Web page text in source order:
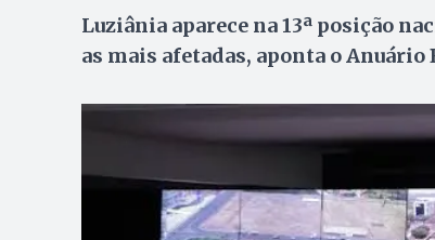
Luziânia aparece na 13ª posição
as mais afetadas, aponta o Anuário